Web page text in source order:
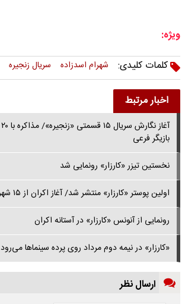
ویژه:
کلمات کلیدی:
شهرام اسدزاده سریال زنجیره
اخبار مرتبط
بازیگر فرعی
نخستین تیزر «کارزار» رونمایی شد
اولین پوستر «کارزار» منتشر شد/ آغاز اکران از ۱۵ شهریور
رونمایی از آنونس «کارزار» در آستانه اکران
«کارزار» در نیمه دوم مرداد روی پرده سینماها می‌رود
ارسال نظر